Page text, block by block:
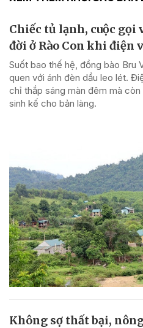
Chiếc tủ lạnh, cuộc gọi
đời ở Rào Con khi điện
Suốt bao thế hệ, đồng bào Bru
quen với ánh đèn dầu leo lét.
chỉ thắp sáng màn đêm mà
sinh kế cho bản làng.
Không sợ thất bại,